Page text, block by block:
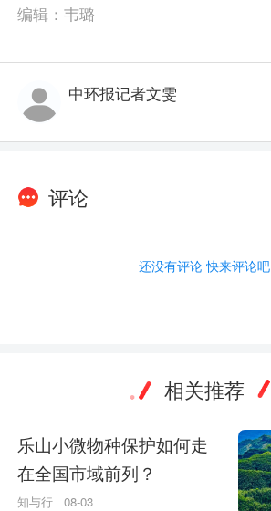
编辑：韦璐
中环报记者文雯
评论
还没有评论 快来评论吧
相关推荐
乐山小微物种保护如何走
在全国市域前列？
知与行 08-03